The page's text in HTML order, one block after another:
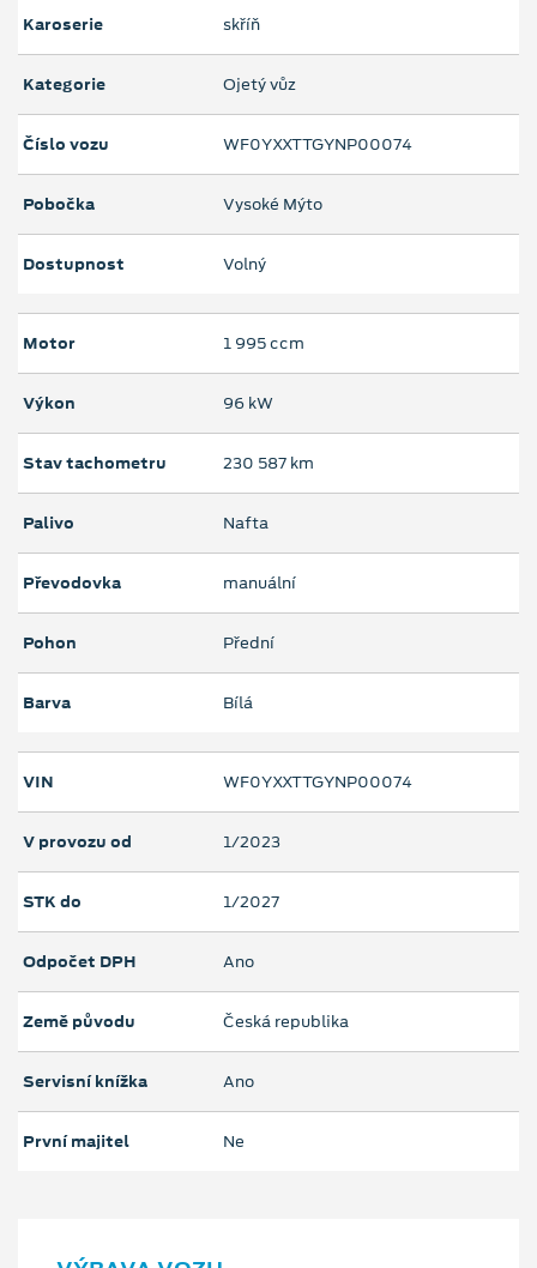
Karoserie skříň
Kategorie Ojetý vůz
Číslo vozu WF0YXXTTGYNP00074
Pobočka Vysoké Mýto
Dostupnost Volný
Motor 1 995 ccm
Výkon 96 kW
Stav tachometru 230 587 km
Palivo Nafta
Převodovka manuální
Pohon Přední
Barva Bílá
VIN WF0YXXTTGYNP00074
V provozu od 1/2023
STK do 1/2027
Odpočet DPH Ano
Země původu Česká republika
Servisní knížka Ano
První majitel Ne